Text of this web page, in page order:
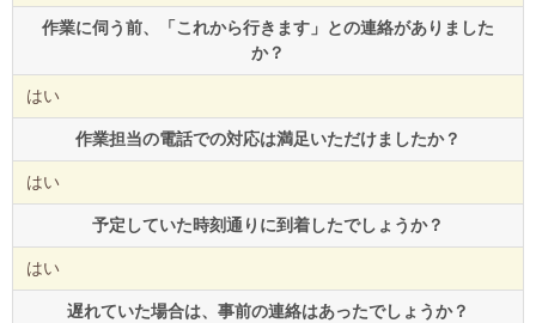
作業に伺う前、「これから行きます」との連絡がありました
か？
はい
作業担当の電話での対応は満足いただけましたか？
はい
予定していた時刻通りに到着したでしょうか？
はい
遅れていた場合は、事前の連絡はあったでしょうか？